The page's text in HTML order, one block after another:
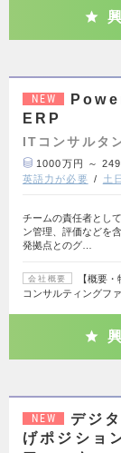
NEW
ERP
ITコンサルタ
1000万円 ～
英語力が必要
土
チームの責任者とし
ン管理、評価などを
発拠点とのグ…
会社概要
【概要
コンサルティングフ
NEW
デジ
げポジショ